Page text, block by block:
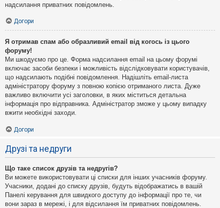
надсилання приватних повідомлень.
Догори
Я отримав спам або образливий email від когось із цього
форуму!
Ми шкодуємо про це. Форма надсилання email на цьому форумі
включає засоби безпеки і можливість відслідковувати користувачів,
що надсилають подібні повідомлення. Надішліть email-листа
адміністратору форуму з повною копією отриманого листа. Дуже
важливо включити усі заголовки, в яких міститься детальна
інформація про відправника. Адміністратор зможе у цьому випадку
вжити необхідні заходи.
Догори
Друзі та недруги
Що таке список друзів та недругів?
Ви можете використовувати ці списки для інших учасників форуму.
Учасники, додані до списку друзів, будуть відображатись в вашій
Панелі керування для швидкого доступу до інформації про те, чи
вони зараз в мережі, і для відсилання їм приватних повідомлень.